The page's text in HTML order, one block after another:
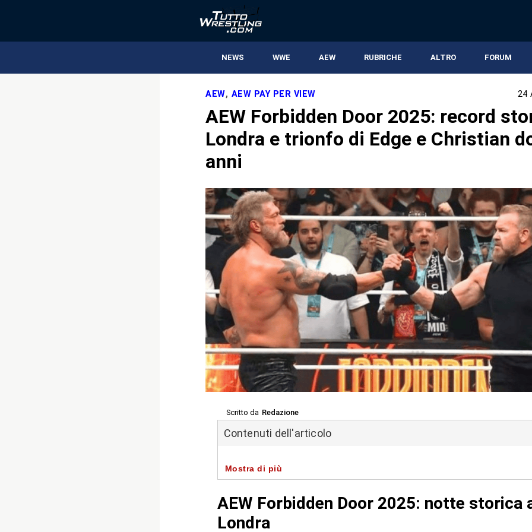
NEWS WWE AEW RUBRICHE ALTRO FORUM
AEW, AEW PAY PER VIEW 24
AEW Forbidden Door 2025: record
Londra e trionfo di Edge e Christian
anni
Scritto da Redazione
Contenuti dell'articolo
Mostra di più
AEW Forbidden Door 2025: notte storica
Londra